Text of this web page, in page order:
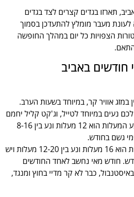
תארזו בגדים קצרים לצד בגדים
מעבר מומלץ להתעדכן בסמוך
הצפויות כל יום במהלך החופשה
חודשים באביב
במזג אוויר קר, במיוחד בשעות הערב.
נעים במיוחד לטייל, וג'קט קליל יחמם
אתכם מספיק. ממוצע המעלות הוא 12 מעלות ונע בין 8-16
גשם בחודש.
במאי, ממוצע המעלות הוא 16 מעלות ונע בין 12-20 מעלות ויש
חודש מאי נחשב לאחד החודשים
כבר לא קר מדיי בחוץ ומנגד,